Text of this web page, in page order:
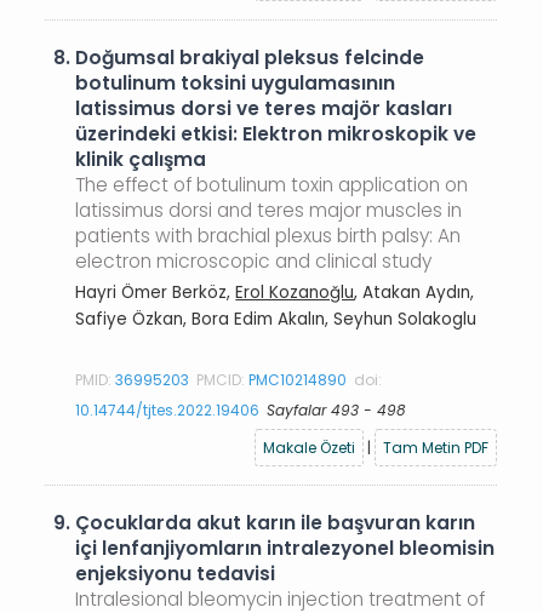
8. Doğumsal brakiyal pleksus felcinde
botulinum toksini uygulamasının
latissimus dorsi ve teres majör kasları
üzerindeki etkisi: Elektron mikroskopik ve
klinik çalışma
The effect of botulinum toxin application on
latissimus dorsi and teres major muscles in
patients with brachial plexus birth palsy: An
electron microscopic and clinical study
Hayri Ömer Berköz,Erol Kozanoğlu, Atakan Aydın,
Safiye Özkan, Bora Edim Akalın, Seyhun Solakoglu
PMID:36995203 PMCID:PMC10214890 doi:
10.14744/tjtes.2022.19406 Sayfalar 493 - 498
Makale Özeti
| Tam Metin PDF
9. Çocuklarda akut karın ile başvuran karın
içi lenfanjiyomların intralezyonel bleomisin
enjeksiyonu tedavisi
Intralesional bleomycin injection treatment of